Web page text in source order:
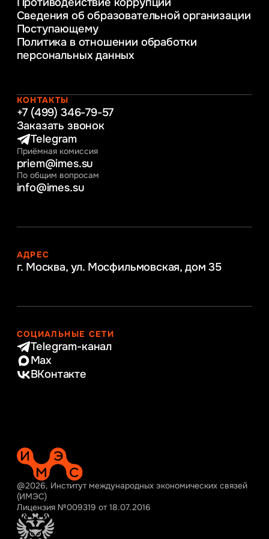
Уголовное право
Информационные технологии в бизнесе
Информационное и программное
обеспечение бизнес процессов
Управление человеческими ресурсами
Интернет-маркетинг
Сведения об образовательной организации
Поступающему
Политика в отношении обработки
персональных данных
КОНТАКТЫ
+7 (499) 346-79-57
Заказать звонок
Telegram
Приёмная комиссия
priem@imes.su
По общим вопросам
info@imes.su
АДРЕС
г. Москва, ул. Мосфильмовская, дом 35
СОЦИАЛЬНЫЕ СЕТИ
Telegram-канал
Max
ВКонтакте
@2026, Институт международных экономических связей
(ИМЭС)
Лицензия №009319 от 18.07.2016